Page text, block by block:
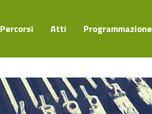
Percorsi Atti Programmazione